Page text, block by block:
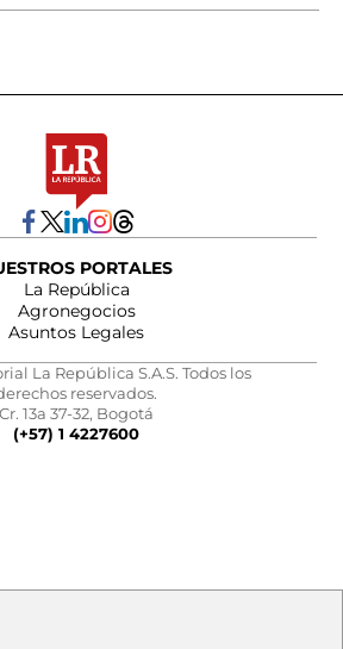
PORTALES
La República
Agronegocios
Asuntos Legales
La República S.A.S. Todos los
reservados.
Cr. 13a 37-32, Bogotá
(+57) 1 4227600